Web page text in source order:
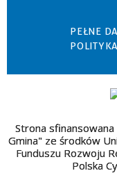
PEŁNE
Strona
Gmina" ze środków
Funduszu Rozwoju
Polska